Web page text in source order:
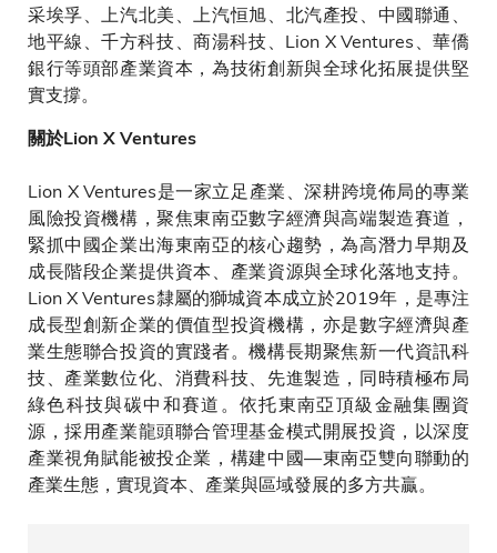
采埃孚、上汽北美、上汽恒旭、北汽產投、中國聯通、
地平線、千方科技、商湯科技、Lion X Ventures、華僑
銀行等頭部產業資本，為技術創新與全球化拓展提供堅
實支撐。
關於Lion X Ventures
Lion X Ventures是一家立足產業、深耕跨境佈局的專業
風險投資機構，聚焦東南亞數字經濟與高端製造賽道，
緊抓中國企業出海東南亞的核心趨勢，為高潛力早期及
成長階段企業提供資本、產業資源與全球化落地支持。
Lion X Ventures隸屬的獅城資本成立於2019年，是專注
成長型創新企業的價值型投資機構，亦是數字經濟與產
業生態聯合投資的實踐者。機構長期聚焦新一代資訊科
技、產業數位化、消費科技、先進製造，同時積極布局
綠色科技與碳中和賽道。依托東南亞頂級金融集團資
源，採用產業龍頭聯合管理基金模式開展投資，以深度
產業視角賦能被投企業，構建中國—東南亞雙向聯動的
產業生態，實現資本、產業與區域發展的多方共贏。